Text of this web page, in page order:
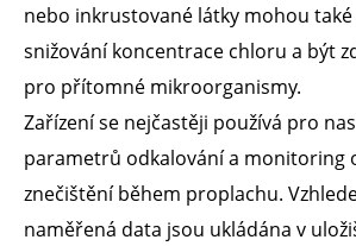
nebo inkrustované látky mohou
snižování koncentrace chloru a být
pro přítomné mikroorganismy.
Zařízení se nejčastěji používá pro
parametrů odkalování a monitoring
znečištění během proplachu.
naměřená data jsou ukládána v